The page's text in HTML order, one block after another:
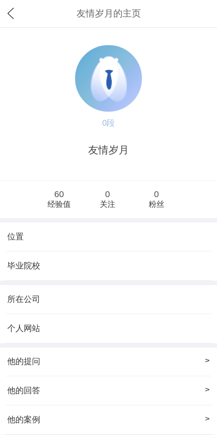
友情岁月的主页
0段
友情岁月
60
经验值
0
关注
0
粉丝
位置
毕业院校
所在公司
个人网站
他的提问 >
他的回答 >
他的案例 >